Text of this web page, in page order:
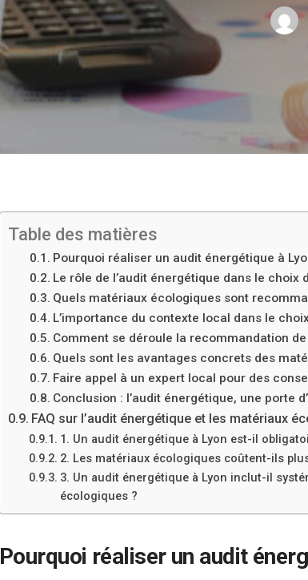
Table des matières
Pourquoi réaliser un audit énergétique à
Le rôle de l’audit énergétique dans le choix
Quels matériaux écologiques sont
L’importance du contexte local dans le
Comment se déroule la recommandation
Quels sont les avantages concrets des
Faire appel à un expert local pour des
Conclusion : l’audit énergétique, une porte
FAQ sur l’audit énergétique et les matériaux
1. Un audit énergétique à Lyon est-il
2. Les matériaux écologiques coûtent-ils
3. Un audit énergétique à Lyon inclut-il
écologiques ?
Pourquoi réaliser un audit